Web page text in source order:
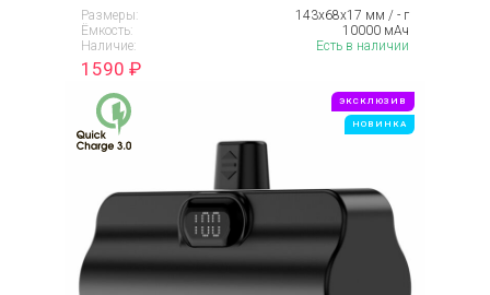
Размеры:
143х68х17 мм / - г
Ёмкость:
10000 мАч
Наличие:
Есть в наличии
1590 ₽
ЭКСКЛЮЗИВ
НОВИНКА